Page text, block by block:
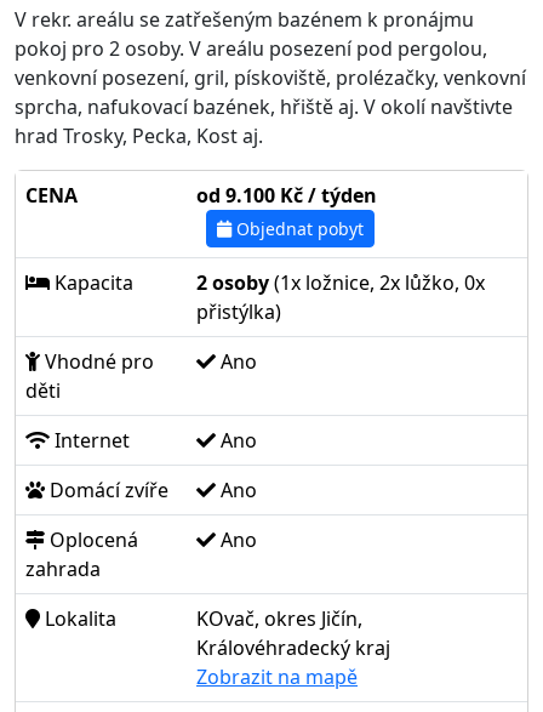
V rekr. areálu se zatřešeným bazénem k pronájmu
pokoj pro 2 osoby. V areálu posezení pod pergolou,
venkovní posezení, gril, pískoviště, prolézačky, venkovní
sprcha, nafukovací bazének, hřiště aj. V okolí navštivte
hrad Trosky, Pecka, Kost aj.
CENA od 9.100 Kč / týden
Objednat pobyt
Kapacita 2 osoby(1x ložnice, 2x lůžko, 0x
přistýlka)
Vhodné pro
děti
Ano
Internet
Ano
Domácí zvíře
Ano
Oplocená
zahrada
Ano
Lokalita
KOvač, okres Jičín,
Královéhradecký kraj
Zobrazit na mapě